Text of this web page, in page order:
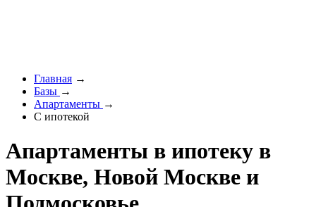
Главная →
Базы →
Апартаменты →
С ипотекой
Апартаменты в ипотеку в
Москве, Новой Москве и